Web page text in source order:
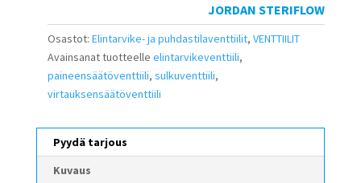
JORDAN STERIFLOW
Osastot: Elintarvike- ja puhdastilaventtiilit, VENTTIILIT
Avainsanat tuotteelle elintarvikeventtiili,
paineensäätöventtiili, sulkuventtiili,
virtauksensäätöventtiili
Pyydä tarjous
Kuvaus